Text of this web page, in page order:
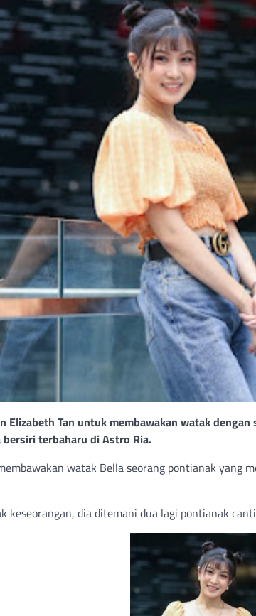
Elizabeth Tan untuk membawakan watak
terbaharu di Astro Ria.
watak Bella seorang pontianak yang
keseorangan, dia ditemani dua lagi pontianak